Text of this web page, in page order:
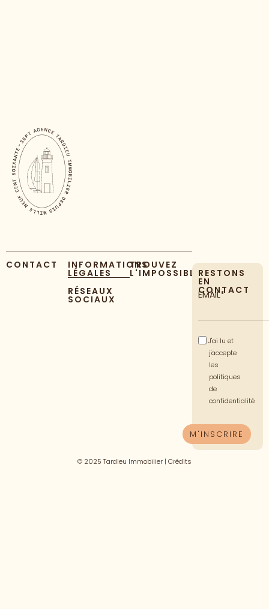
CONTACT INFORMATIONS
LÉGALES
RÉSEAUX
SOCIAUX
TROUVEZ
L'IMPOSSIBLERESTONS
EN
CONTACT
EMAIL*
J'ai lu et
j'accepte
les
politiques
de
confidentialité
© 2025 Tardieu Immobilier | Crédits